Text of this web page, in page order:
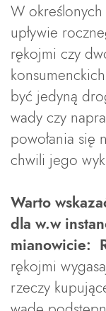
W określonych
upływie
rękojmi czy
być jedyną
wady czy
powołania się
chwili jego
Warto
dla w.w
mianowicie:
rękojmi
rzeczy